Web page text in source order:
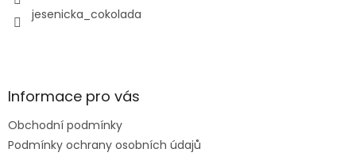
jesenicka_cokolada
Informace pro vás
Obchodní podmínky
Podmínky ochrany osobních údajů